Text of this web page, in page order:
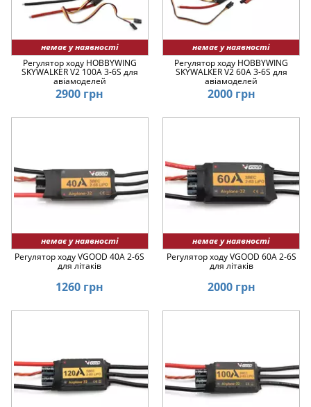
немає у наявності
Регулятор ходу HOBBYWING
SKYWALKER V2 100A 3-6S для
авіамоделей
2900 грн
немає у наявності
Регулятор ходу HOBBYWING
SKYWALKER V2 60A 3-6S для
авіамоделей
2000 грн
немає у наявності
Регулятор ходу VGOOD 40A 2-6S
для літаків
1260 грн
немає у наявності
Регулятор ходу VGOOD 60A 2-6S
для літаків
2000 грн